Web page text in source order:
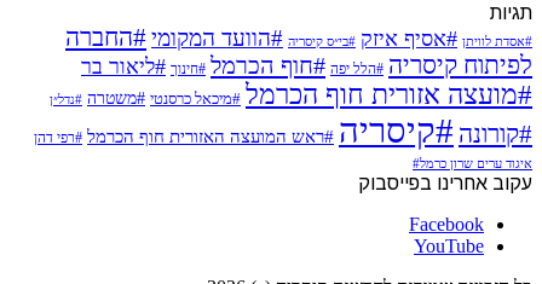
תגיות
#אסדת לוויתן #אסיף איזק #בי״ס קיסריה #הוועד המקומי#החברה
לפיתוח קיסריה #הלל יפה #חוף הכרמל #חינוך #ליאור בר
#מועצה אזורית חוף הכרמל #מיכאל כרסנטי #משטרה #נדל״ן
#קורונה #קיסריה #ראש המועצה האזורית חוף הכרמל #רפי דהן
איגוד ערים שרון כרמל#
עקוב אחרינו בפייסבוק
Facebook
YouTube